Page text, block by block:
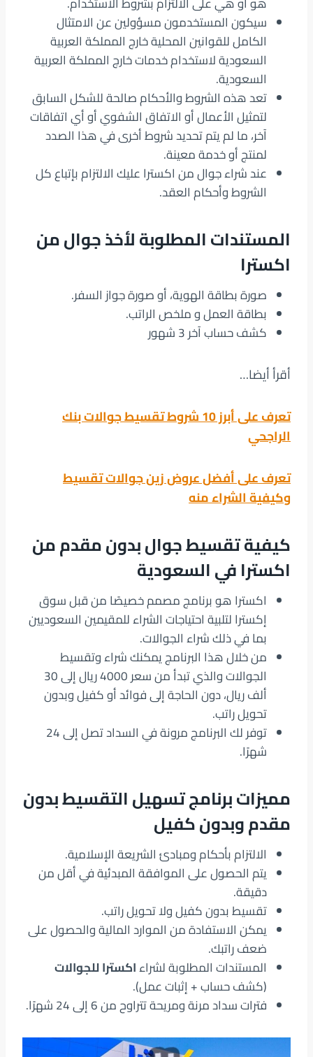
سيكون المستخدمون مسؤولين عن الامتثال
الكامل للقوانين المحلية خارج المملكة العربية
السعودية لاستخدام خدمات خارج المملكة العربية
السعودية.
تعد هذه الشروط والأحكام صالحة للشكل السابق
لتمثيل الأعمال أو الاتفاق الشفوي أو أي اتفاقات
آخر، ما لم يتم تحديد شروط أخرى في هذا الصدد
لمنتج أو خدمة معينة.
عند شراء جوال من اكسترا عليك الالتزام بإتباع كل
الشروط وأحكام العقد.
المستندات المطلوبة لأخذ جوال من
اكسترا
صورة بطاقة الهوية، أو صورة جواز السفر.
بطاقة العمل و ملخص الراتب.
كشف حساب آخر 3 شهور
أقرأ أيضا…
تعرف على أبرز 10 شروط تقسيط جوالات بنك
الراجحي
تعرف على أفضل عروض زين جوالات تقسيط
وكيفية الشراء منه
كيفية تقسيط جوال بدون مقدم من
اكسترا في السعودية
اكسترا هو برنامج مصمم خصيصًا من قبل سوق
إكسترا لتلبية احتياجات الشراء للمقيمين السعوديين
بما في ذلك شراء الجوالات.
من خلال هذا البرنامج يمكنك شراء وتقسيط
الجوالات والذي تبدأ من سعر 4000 ريال إلى 30
ألف ريال، دون الحاجة إلى فوائد أو كفيل وبدون
تحويل راتب.
توفر لك البرنامج مرونة في السداد تصل إلى 24
شهرًا.
مميزات برنامج تسهيل التقسيط بدون
مقدم وبدون كفيل
الالتزام بأحكام ومبادئ الشريعة الإسلامية.
يتم الحصول على الموافقة المبدئية في أقل من
دقيقة.
تقسيط بدون كفيل ولا تحويل راتب.
يمكن الاستفادة من الموارد المالية والحصول على
ضعف راتبك.
المستندات المطلوبة لشراءاكسترا للجوالات
(كشف حساب + إثبات عمل).
فترات سداد مرنة ومريحة تتراوح من 6 إلى 24 شهرًا.